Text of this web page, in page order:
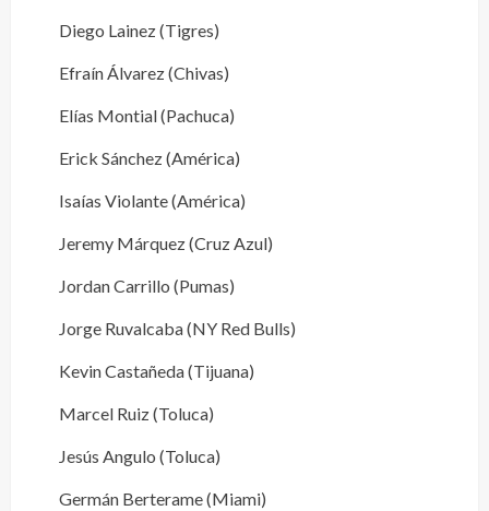
Diego Lainez (Tigres)
Efraín Álvarez (Chivas)
Elías Montial (Pachuca)
Erick Sánchez (América)
Isaías Violante (América)
Jeremy Márquez (Cruz Azul)
Jordan Carrillo (Pumas)
Jorge Ruvalcaba (NY Red Bulls)
Kevin Castañeda (Tijuana)
Marcel Ruiz (Toluca)
Jesús Angulo (Toluca)
Germán Berterame (Miami)